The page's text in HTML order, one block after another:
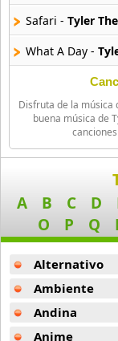
Jaze
29 músicas online
Jeezy
15 músicas online
Joa El Super Mc
3 músicas online
Kishu
11 músicas online
Lapiz Conciente
Lil Blood
Safari - Tyler
What A Day -
Tyler
Juggernaut
Boyfriend
Dogtooth -
Sorry Not Sorry -
Running Out Of
Manifesto (Feat
Disfruta de la música
buena música de
A
B C D
O
P Q
Alternativo
Ambiente
Andina
Anime